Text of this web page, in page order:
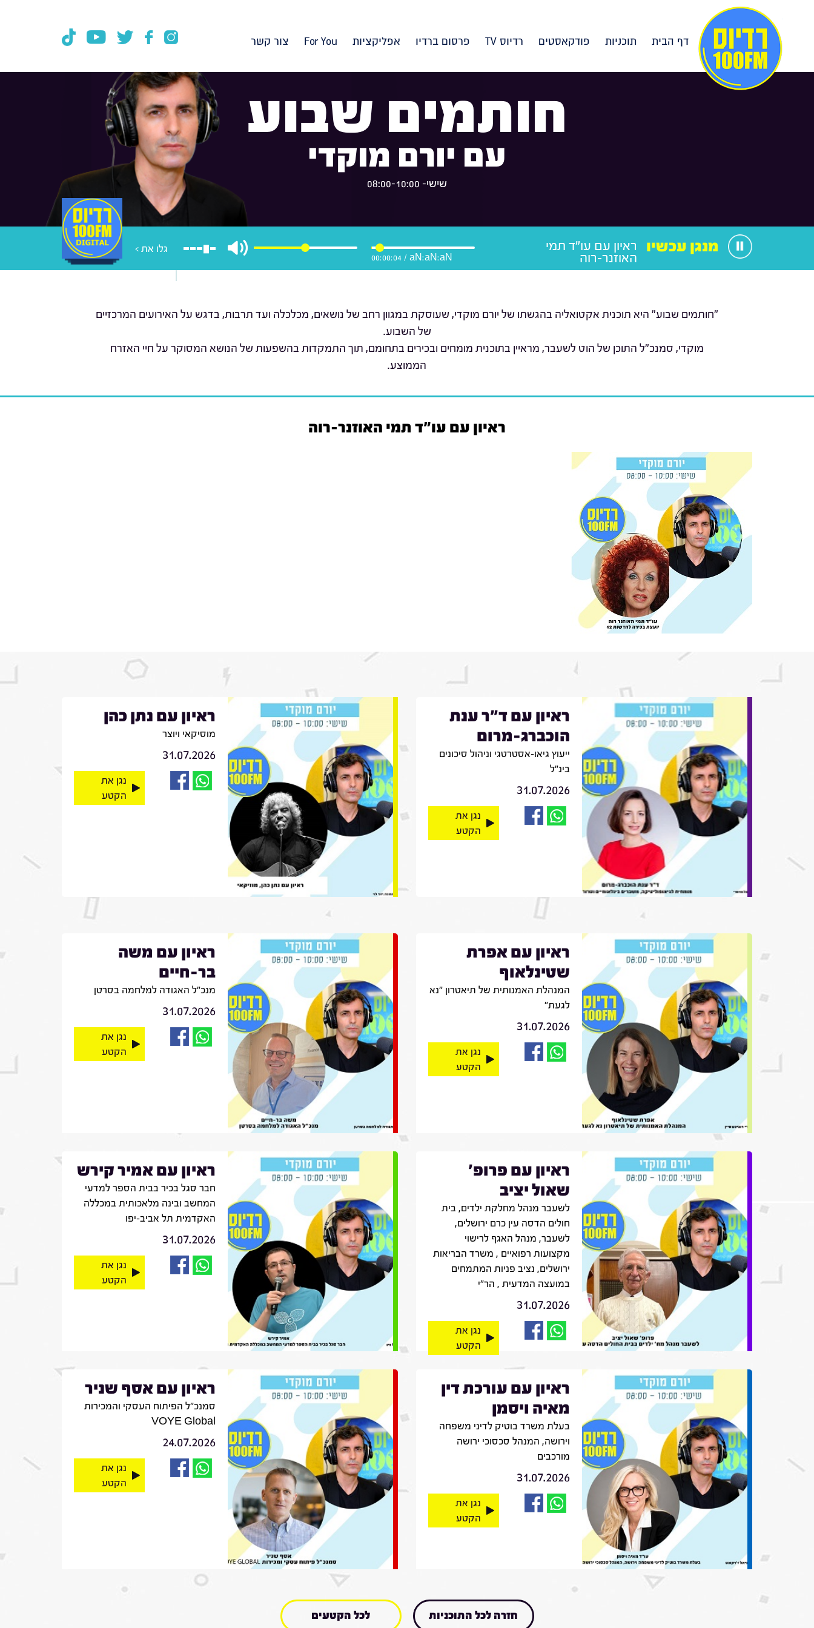
דף הבית תוכניות פודקאסטים רדיוס TV פרסום ברדיו אפליקציות For You צור קשר
חותמים שבוע
עם יורם מוקדי
שישי- 08:00-10:00
גלו את >
aN:aN:aN
/
00:00:05
מנגן עכשיו ראיון עם עו"ד תמי
האוזנר-רוה
"חותמים שבוע" היא תוכנית אקטואליה בהגשתו של יורם מוקדי, שעוסקת במגוון רחב של נושאים, מכלכלה ועד תרבות, בדגש על האירועים המרכזיים
של השבוע.
מוקדי, סמנכ"ל התוכן של הוט לשעבר, מראיין בתוכנית מומחים ובכירים בתחומם, תוך התמקדות בהשפעות של הנושא המסוקר על חיי האזרח
הממוצע.
ראיון עם עו"ד תמי האוזנר-רוה
ראיון עם ד"ר ענת
הוכברג-מרום
ייעוץ גיאו-אסטרטגי וניהול סיכונים
בינ"ל
31.07.2026
נגן את
הקטע
ראיון עם נתן כהן
מוסיקאי ויוצר
31.07.2026
נגן את
הקטע
ראיון עם אפרת
שטינלאוף
המנהלת האמנותית של תיאטרון "נא
לגעת"
31.07.2026
נגן את
הקטע
ראיון עם משה
בר-חיים
מנכ"ל האגודה למלחמה בסרטן
31.07.2026
נגן את
הקטע
ראיון עם פרופ'
שאול יציב
לשעבר מנהל מחלקת ילדים, בית
חולים הדסה עין כרם ירושלים,
לשעבר, מנהל האגף לרישוי
מקצועות רפואיים , משרד הבריאות
ירושלים, נציב פניות המתמחים
במועצה המדעית , הר״י
31.07.2026
נגן את
הקטע
ראיון עם אמיר קירש
חבר סגל בכיר בבית הספר למדעי
המחשב ובינה מלאכותית במכללה
האקדמית תל אביב-יפו
31.07.2026
נגן את
הקטע
ראיון עם עורכת דין
מאיה ויסמן
בעלת משרד בוטיק לדיני משפחה
וירושה, המנהל סכסוכי ירושה
מורכבים
31.07.2026
נגן את
הקטע
ראיון עם אסף שניר
סמנכ"ל הפיתוח העסקי והמכירות
VOYE Global
24.07.2026
נגן את
הקטע
חזרה לכל התוכניות לכל הקטעים